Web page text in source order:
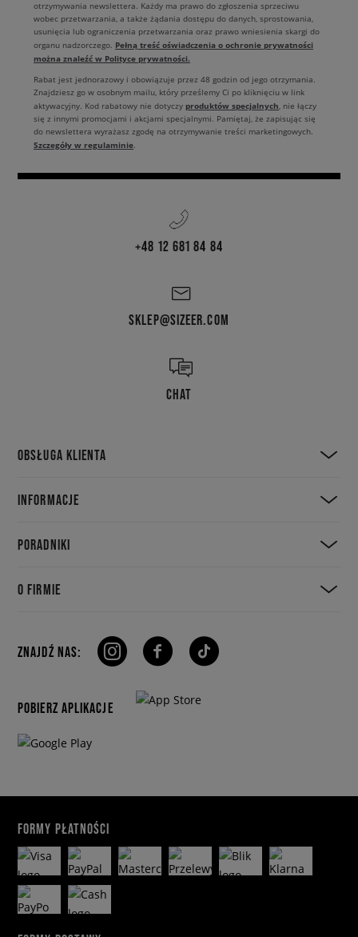
otrzymywania newslettera. Każdy ma prawo do zgłoszenia sprzeciwu
wobec przetwarzania, a także żądania dostępu do danych, sprostowania,
usunięcia lub ograniczenia przetwarzania oraz prawo wniesienia skargi do
organu nadzorczego. Pełną treść oświadczenia o ochronie prywatności
można znaleźć w Polityce prywatności.
Rabat jest jednorazowy i obowiązuje przez 48 godzin od jego otrzymania.
Znajdziesz go w osobnym mailu, który prześlemy Ci po kliknięciu w link
aktywacyjny. Kod rabatowy nie dotyczy produktów specjalnych, nie łączy
się z innymi promocjami i akcjami specjalnymi. Pamiętaj, że zapisując się
do newslettera wyrażasz zgodę na otrzymywanie treści marketingowych.
Szczegóły w regulaminie.
+48 12 681 84 84
SKLEP@SIZEER.COM
CHAT
OBSŁUGA KLIENTA
INFORMACJE
PORADNIKI
O FIRMIE
ZNAJDŹ NAS:
POBIERZ APLIKACJE
FORMY PŁATNOŚCI